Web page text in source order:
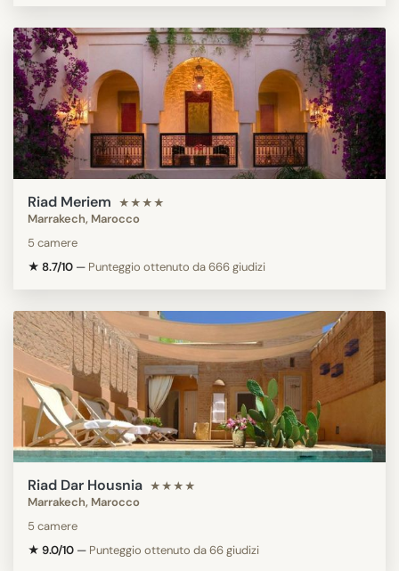
Riad Meriem ★★★★
Marrakech, Marocco
5 camere
★ 8.7/10 — Punteggio ottenuto da 666 giudizi
Riad Dar Housnia ★★★★
Marrakech, Marocco
5 camere
★ 9.0/10 — Punteggio ottenuto da 66 giudizi